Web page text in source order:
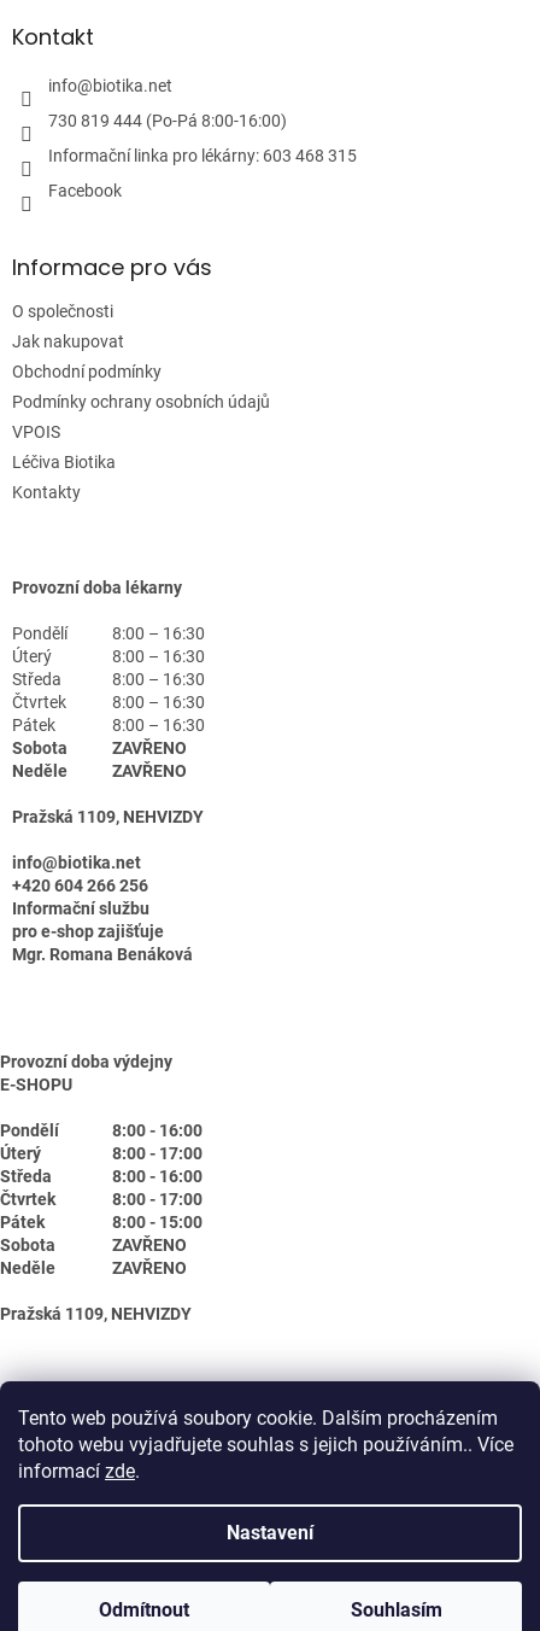
Tento web používá soubory cookie. Dalším procházením
tohoto webu vyjadřujete souhlas s jejich používáním.. Více
informací zde.
Nastavení
Odmítnout Souhlasím
p
i
s
aKontakt
info@biotika.net
730 819 444 (Po-Pá 8:00-16:00)
Informační linka pro lékárny: 603 468 315
Facebook
Informace pro vás
O společnosti
Jak nakupovat
Obchodní podmínky
Podmínky ochrany osobních údajů
VPOIS
Léčiva Biotika
Kontakty
Provozní doba lékarny
Pondělí
8:00 – 16:30
Úterý
8:00 – 16:30
Středa
8:00 – 16:30
Čtvrtek
8:00 – 16:30
Pátek
8:00 – 16:30
Sobota
ZAVŘENO
Neděle
ZAVŘENO
Pražská 1109, NEHVIZDY
info@biotika.net
+420 604 266 256
Informační službu
pro e-shop zajišťuje
Mgr. Romana Benáková
Provozní doba výdejny
E-SHOPU
Pondělí
8:00 - 16:00
Úterý
8:00 - 17:00
Středa
8:00 - 16:00
Čtvrtek
8:00 - 17:00
Pátek
8:00 - 15:00
Sobota
ZAVŘENO
Neděle
ZAVŘENO
Pražská 1109, NEHVIZDY
Vytvořil Shoptet
Copyright 2026Biotika.net . Všechna práva vyhrazena.